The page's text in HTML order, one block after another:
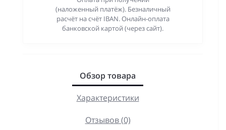
(наложенный платёж). Безналичный
расчёт на счёт IBAN. Онлайн-оплата
банковской картой (через сайт).
Обзор товара
Характеристики
Отзывов (0)